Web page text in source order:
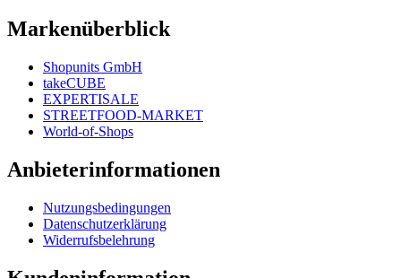
Markenüberblick
Shopunits GmbH
takeCUBE
EXPERTISALE
STREETFOOD-MARKET
World-of-Shops
Anbieterinformationen
Nutzungsbedingungen
Datenschutzerklärung
Widerrufsbelehrung